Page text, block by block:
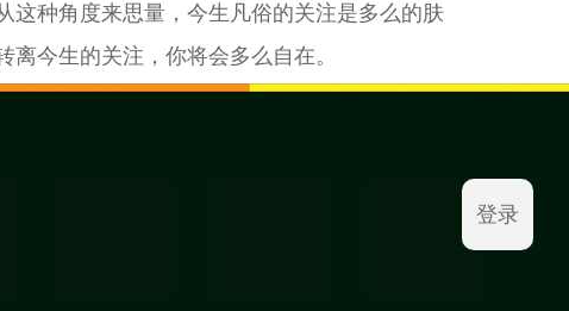
这种角度来思量，今生凡俗的关注是多么的肤
离今生的关注，你将会多么自在。
登录